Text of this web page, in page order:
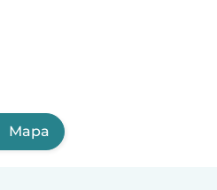
Mapa